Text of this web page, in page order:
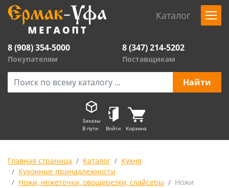
Каталог
8 (908) 354-5000
Покупателям
8 (347) 214-5202
Поставщикам
Заказы
В пути
Войти Корзина
Главная страница Каталог
Кухня
Кухонные принадлежности
Ножи, ножеточки, овощерезки, слайсеры
Ножи